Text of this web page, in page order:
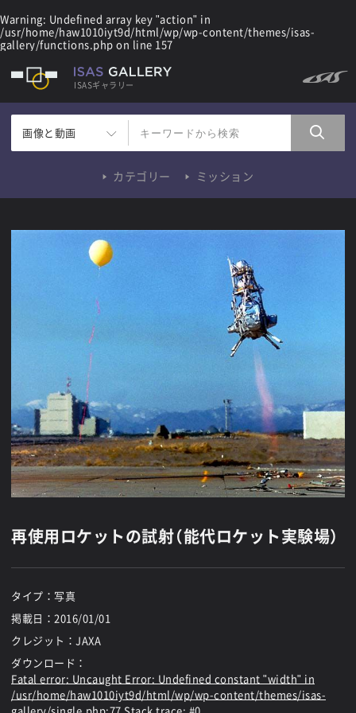
Warning: Undefined array key "action" in
/usr/home/haw1010iyt9d/html/wp/wp-content/themes/isas-
gallery/functions.php on line 157
ISASギャラリー
画像と動画
カテゴリー ミッション
再使用ロケットの試射（能代ロケット実験場）
タイプ：写真
掲載日： 2016/01/01
クレジット：JAXA
ダウンロード：
Fatal error: Uncaught Error: Undefined constant "width" in
/usr/home/haw1010iyt9d/html/wp/wp-content/themes/isas-